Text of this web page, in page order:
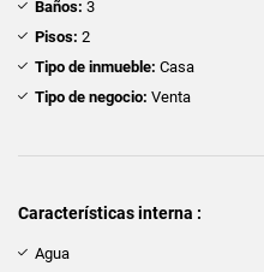
Baños: 3
Pisos: 2
Tipo de inmueble: Casa
Tipo de negocio: Venta
Características interna :
Agua